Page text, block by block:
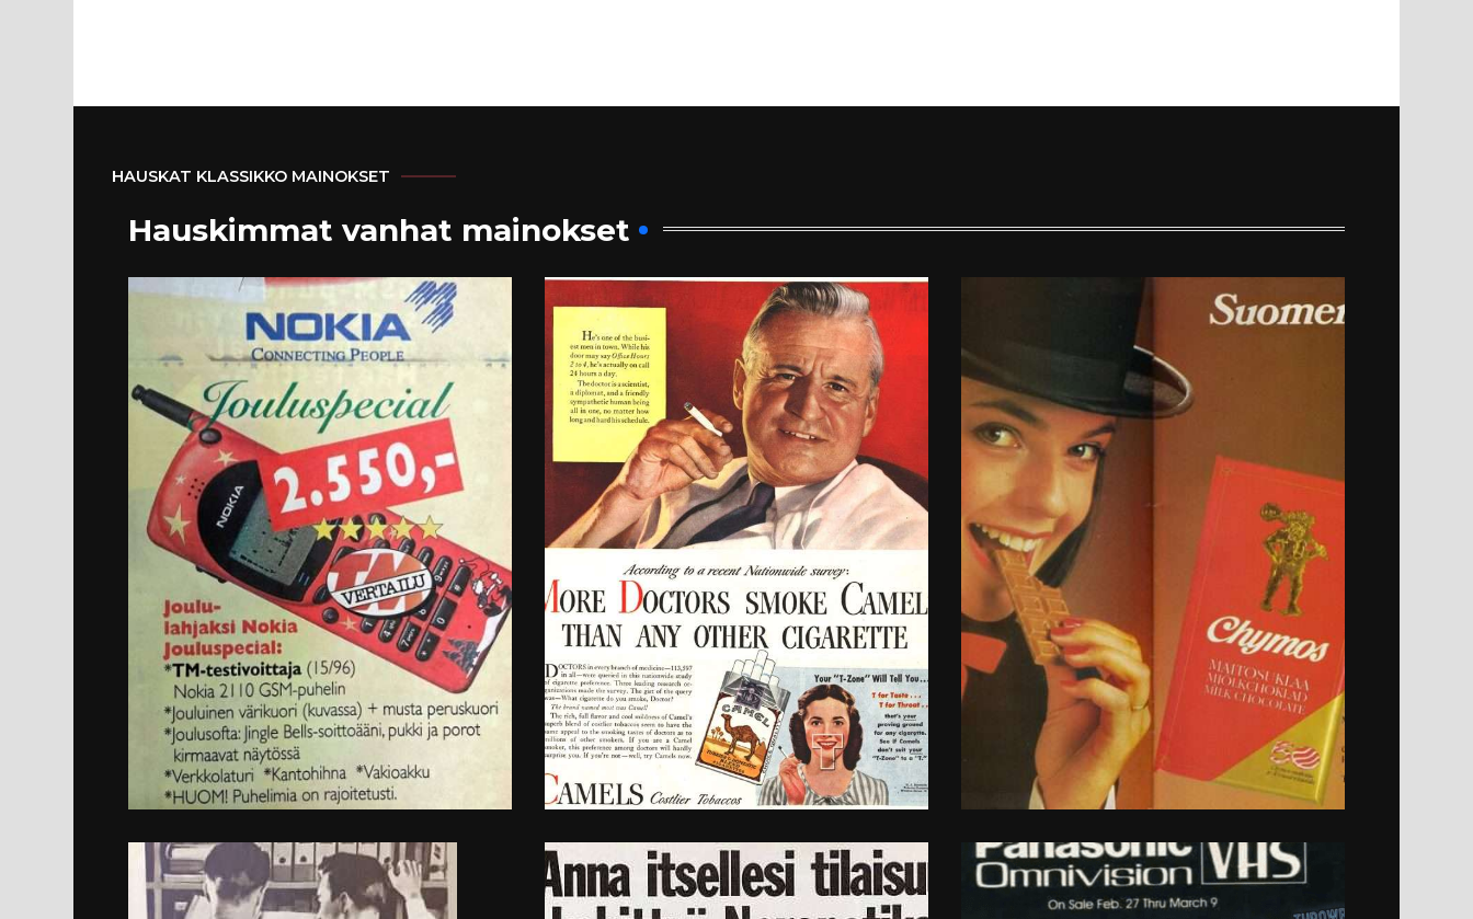
HAUSKAT KLASSIKKO MAINOKSET
Hauskimmat vanhat mainokset